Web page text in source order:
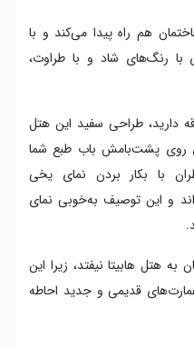
هم راه پیدا می‌کند و با
با رنگ‌های شاد و با طراوت،
دارید، طراحی سفید این هتل
روی پشت‌بامش باب طبع شما
با بکار بردن نمای یخی
و این توصیف به‌خوبی نمای
هتل هابیتا نیفتد، زیرا این
قدیمی و جدید احاطه